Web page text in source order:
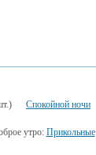
Спокойной ночи
утро: Прикольные